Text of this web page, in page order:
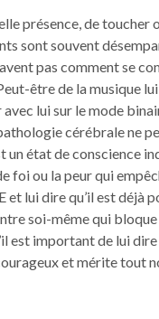
présence, de toucher
sont souvent
pas comment se
être de la musique
avec lui sur le mode
cérébrale ne
un état de conscience
foi ou la peur qui
lui dire qu’il est déjà
soi-même qui
est important de lui
et mérite tout